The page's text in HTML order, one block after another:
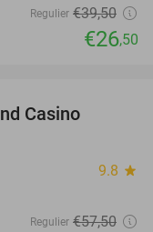
Regulier €39,50
€26,50
Casino
9.8 star
Regulier €57,50